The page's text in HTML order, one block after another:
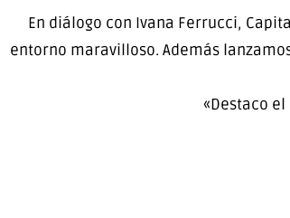
En diálogo con Ivana Ferrucci,
entorno maravilloso. Además
«Destaco